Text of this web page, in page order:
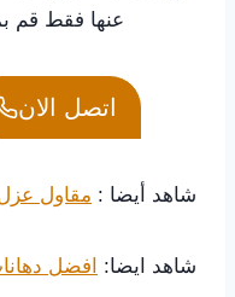
عنها فقط قم
اتصل الان
شاهد أيضا : مقاول
شاهد ايضا: افضل